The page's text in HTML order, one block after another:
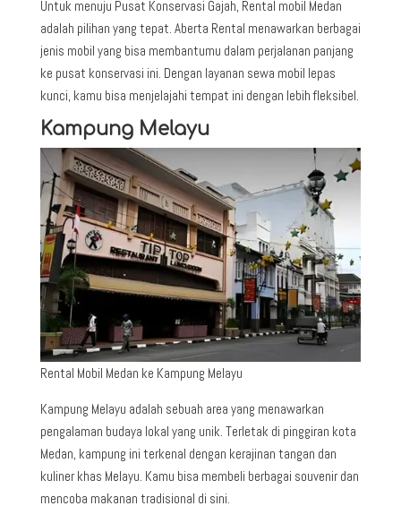
Untuk menuju Pusat Konservasi Gajah, Rental mobil Medan
adalah pilihan yang tepat. Aberta Rental menawarkan berbagai
jenis mobil yang bisa membantumu dalam perjalanan panjang
ke pusat konservasi ini. Dengan layanan sewa mobil lepas
kunci, kamu bisa menjelajahi tempat ini dengan lebih fleksibel.
Kampung Melayu
Rental Mobil Medan ke Kampung Melayu
Kampung Melayu adalah sebuah area yang menawarkan
pengalaman budaya lokal yang unik. Terletak di pinggiran kota
Medan, kampung ini terkenal dengan kerajinan tangan dan
kuliner khas Melayu. Kamu bisa membeli berbagai souvenir dan
mencoba makanan tradisional di sini.